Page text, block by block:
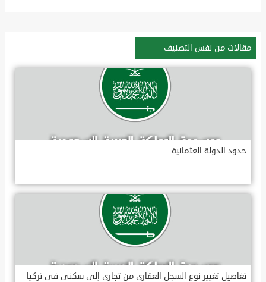
مقالات من نفس التصنيف
حدود الدولة العثمانية
تغاصيل تغيير نوع السجل العقارى من تجارى إلى سكنى فى تركيا